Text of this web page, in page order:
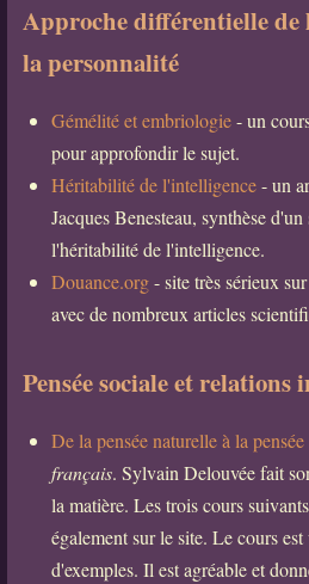
Approche différentielle de
la personnalité
Gémélité et embriologie- un
pour approfondir le sujet.
Héritabilité de l'intelligence- un
Jacques Benesteau, synthèse
l'héritabilité de l'intelligence.
Douance.org- site très sérieux
avec de nombreux articles
Pensée sociale et relations
De la pensée naturelle à la
français. Sylvain Delouvée fait
la matière. Les trois cours
également sur le site. Le cours
d'exemples. Il est agréable et